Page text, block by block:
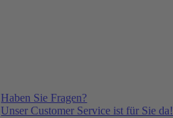
Haben Sie Fragen?
Unser Customer Service ist für Sie da!